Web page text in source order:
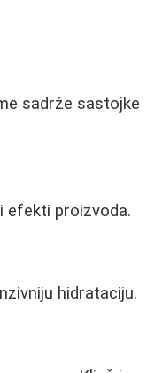
sadrže sastojke
efekti proizvoda.
hidrataciju.